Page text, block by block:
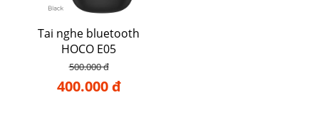
Tai nghe bluetooth
HOCO E05
500.000 đ
400.000 đ